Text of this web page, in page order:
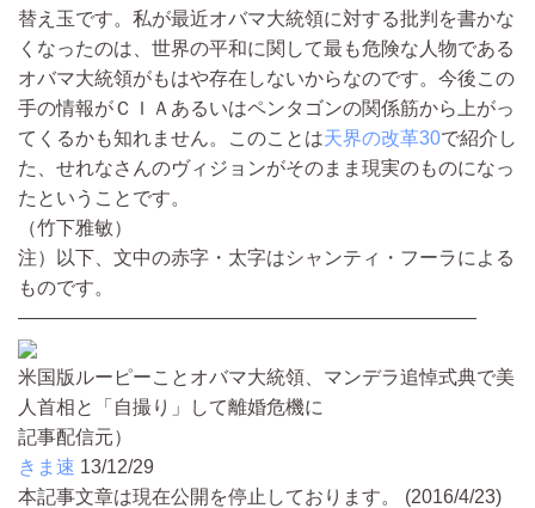
替え玉です。私が最近オバマ大統領に対する批判を書かな
くなったのは、世界の平和に関して最も危険な人物である
オバマ大統領がもはや存在しないからなのです。今後この
手の情報がＣＩＡあるいはペンタゴンの関係筋から上がっ
てくるかも知れません。このことは天界の改革30で紹介し
た、せれなさんのヴィジョンがそのまま現実のものになっ
たということです。
（竹下雅敏）
注）以下、文中の赤字・太字はシャンティ・フーラによる
ものです。
――――――――――――――――――――――――
米国版ルーピーことオバマ大統領、マンデラ追悼式典で美
人首相と「自撮り」して離婚危機に
記事配信元）
きま速 13/12/29
本記事文章は現在公開を停止しております。 (2016/4/23)